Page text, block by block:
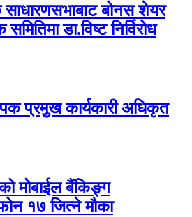
साधारणसभाबाट बोनस शेयर
डा.विष्ट निर्विरोध
प्रमुृख कार्यकारी अधिकृत
मोबाईल बैंकिङ्ग
१७ जित्ने मौका